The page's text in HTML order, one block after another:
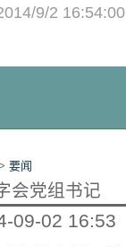
9/2 16:54:00
要闻
会党组书记
09-02 16:53